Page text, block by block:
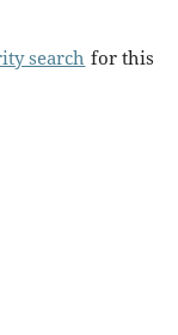
search for this